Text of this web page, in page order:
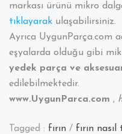
markası ürünü mikro
tıklayarak ulaşabilirsiniz.
Ayrıca UygunParça.com
eşyalarda olduğu gibi
yedek parça ve
edilebilmektedir.
www.UygunParca.com ,
Tagged : fırın / fırın